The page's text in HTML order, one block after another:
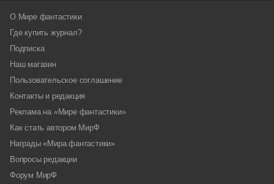
О Мире фантастики
Где купить журнал?
Подписка
Наш магазин
Пользовательское соглашение
Контакты и редакция
Реклама на «Мире фантастики»
Как стать автором МирФ
Награды «Мира фантастики»
Вопросы редакции
Форум МирФ